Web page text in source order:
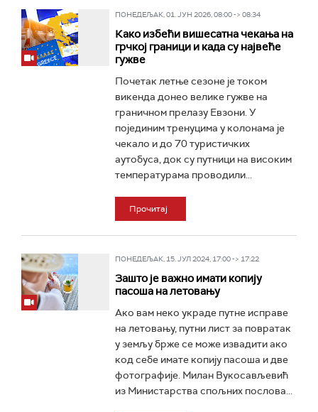
ПОНЕДЕЉАК, 01. ЈУН 2026, 08:00 -> 08:34
Како избећи вишесатна чекања на
грчкој граници и када су највеће
гужве
Почетак летње сезоне је током
викенда донео велике гужве на
граничном прелазу Евзони. У
појединим тренуцима у колонама је
чекало и до 70 туристичких
аутобуса, док су путници на високим
температурама проводили...
Прочитај
ПОНЕДЕЉАК, 15. ЈУЛ 2024, 17:00 -> 17:22
Зашто је важно имати копију
пасоша на летовању
Ако вам неко украде путне исправе
на летовању, путни лист за повратак
у земљу брже се може извадити ако
код себе имате копију пасоша и две
фотографије. Милан Вукосављевић
из Министарства спољних послова...